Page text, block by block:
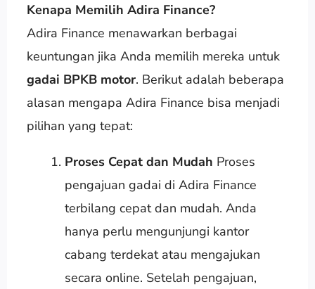
Kenapa Memilih Adira Finance?
Adira Finance menawarkan berbagai
keuntungan jika Anda memilih mereka untuk
gadai BPKB motor. Berikut adalah beberapa
alasan mengapa Adira Finance bisa menjadi
pilihan yang tepat:
Proses Cepat dan Mudah Proses
pengajuan gadai di Adira Finance
terbilang cepat dan mudah. Anda
hanya perlu mengunjungi kantor
cabang terdekat atau mengajukan
secara online. Setelah pengajuan,